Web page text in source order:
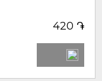
420 ֏